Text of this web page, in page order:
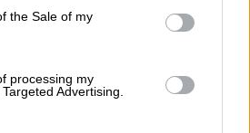
the Sale of my
processing my
Advertising.
Παΐσιος Έξαρχος,
Δρόσος Σκώτης,
Ρηνιώ Κυριαζή, καθώς
.